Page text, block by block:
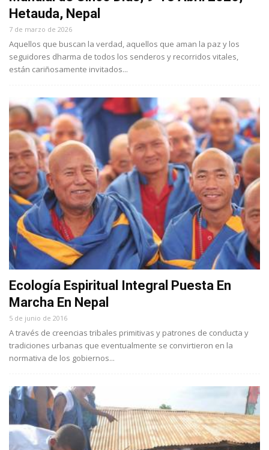
Hetauda, Nepal
7 de marzo de 2026
Aquellos que buscan la verdad, aquellos que aman la paz y los
seguidores dharma de todos los senderos y recorridos vitales,
están cariñosamente invitados...
Ecología Espiritual Integral Puesta En
Marcha En Nepal
5 de junio de 2016
A través de creencias tribales primitivas y patrones de conducta y
tradiciones urbanas que eventualmente se convirtieron en la
normativa de los gobiernos...